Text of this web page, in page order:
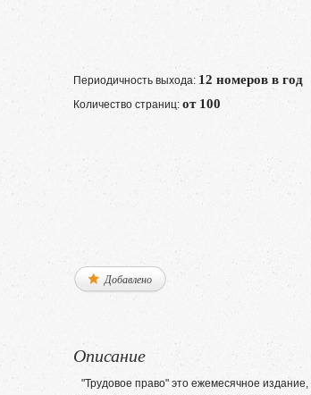
Периодичность выхода: 12 номеров в год
Количество страниц: от 100
Добавлено
Описание
"Трудовое право" это ежемесячное